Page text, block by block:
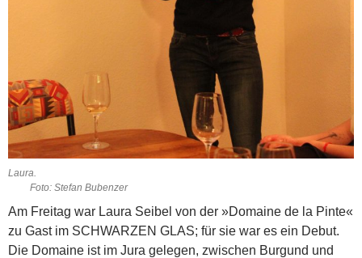
Laura.
Foto: Stefan Bubenzer
Am Freitag war Laura Seibel von der »Domaine de la Pinte«
zu Gast im SCHWARZEN GLAS; für sie war es ein Debut.
Die Domaine ist im Jura gelegen, zwischen Burgund und